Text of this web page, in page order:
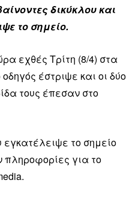
δικύκλου και
το σημείο.
εχθές Τρίτη (8/4) στα
έστριψε και οι δύο
τους έπεσαν στο
εγκατέλειψε το σημείο
πληροφορίες για το